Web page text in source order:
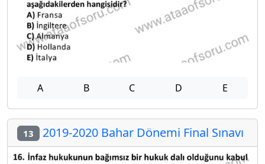
A B C D E
13 2019-2020 Bahar Dönemi Final Sınavı